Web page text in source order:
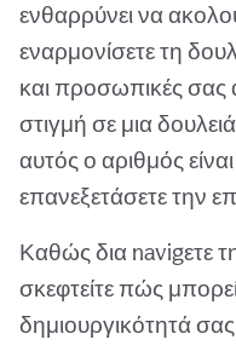
ενθαρρύνει να
εναρμονίσετε τη
και προσωπικές σας
στιγμή σε μια
αυτός ο αριθμός
επανεξετάσετε την
Καθώς δια navigετε
σκεφτείτε πώς
δημιουργικότητά